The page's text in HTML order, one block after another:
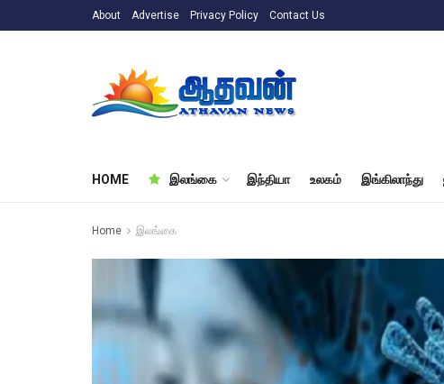
About Advertise Privacy Policy Contact Us
HOME இலங்கை இந்தியா உலகம் இங்கிலாந்து
Home இலங்கை